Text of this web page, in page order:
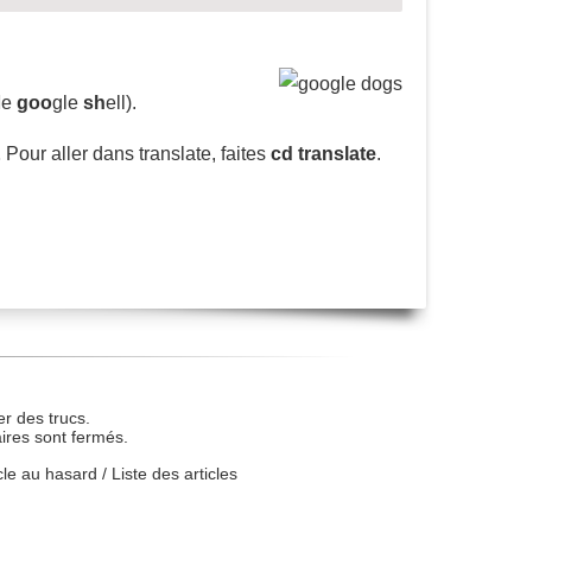
google shell).
aller dans translate, faites cd translate.
des trucs.
sont fermés.
au hasard / Liste des articles